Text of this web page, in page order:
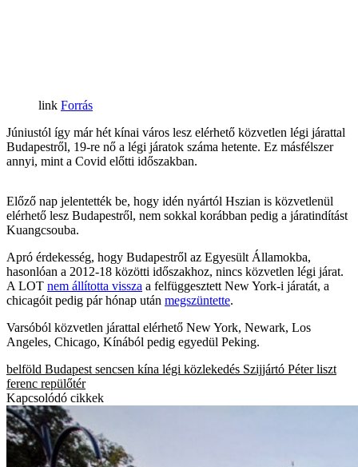
Forrás
Júniustól így már hét kínai város lesz elérhető közvetlen légi járattal
Budapestről, 19-re nő a légi járatok száma hetente. Ez másfélszer
annyi, mint a Covid előtti időszakban.
Előző nap jelentették be, hogy idén nyártól Hszian is közvetlenül
elérhető lesz Budapestről, nem sokkal korábban pedig a járatindítást
Kuangcsouba.
Apró érdekesség, hogy Budapestről az Egyesült Államokba,
hasonlóan a 2012-18 közötti időszakhoz, nincs közvetlen légi járat.
A LOT nem állította vissza a felfüggesztett New York-i járatát, a
chicagóit pedig pár hónap után megszüntette.
Varsóból közvetlen járattal elérhető New York, Newark, Los
Angeles, Chicago, Kínából pedig egyedül Peking.
belföld Budapest sencsen kína légi közlekedés Szijjártó Péter liszt
ferenc repülőtér
Kapcsolódó cikkek